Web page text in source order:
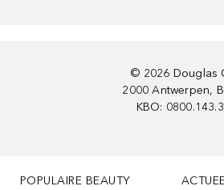
© 2026 Douglas
2000 Antwerpen,
KBO:
POPULAIRE BEAUTY